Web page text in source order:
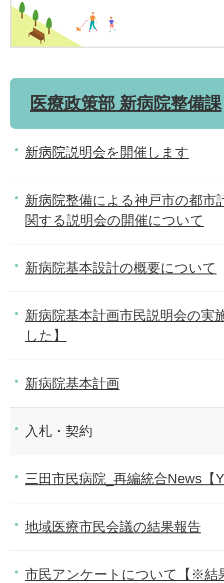
医療政策部 新病院整備課
新病院説明会を開催します
新病院整備による神戸市の都市
関する説明会の開催について
新病院基本設計の概要について
新病院基本計画市民説明会の実
した】
新病院基本計画
入札・契約
三田市民病院_再編統合News【
地域医療市民会議の結果報告
市民アンケートについて【※結